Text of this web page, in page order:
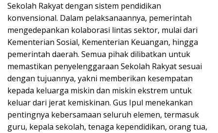
Sekolah Rakyat dengan sistem pendidikan
konvensional. Dalam pelaksanaannya, pemerintah
mengedepankan kolaborasi lintas sektor, mulai dari
Kementerian Sosial, Kementerian Keuangan, hingga
pemerintah daerah. Semua pihak dilibatkan untuk
memastikan penyelenggaraan Sekolah Rakyat sesuai
dengan tujuannya, yakni memberikan kesempatan
kepada keluarga miskin dan miskin ekstrem untuk
keluar dari jerat kemiskinan. Gus Ipul menekankan
pentingnya kebersamaan seluruh elemen, termasuk
guru, kepala sekolah, tenaga kependidikan, orang tua,